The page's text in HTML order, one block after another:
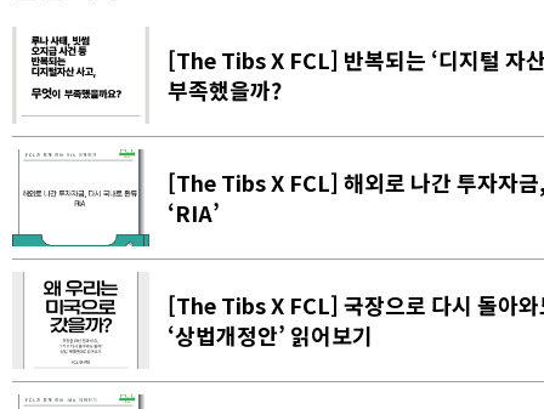
[The Tibs X FCL] 반복되는 ‘디지털 자
부족했을까?
[The Tibs X FCL] 해외로 나간 투자자
‘RIA’
[The Tibs X FCL] 국장으로 다시 돌아와
‘상법개정안’ 읽어보기